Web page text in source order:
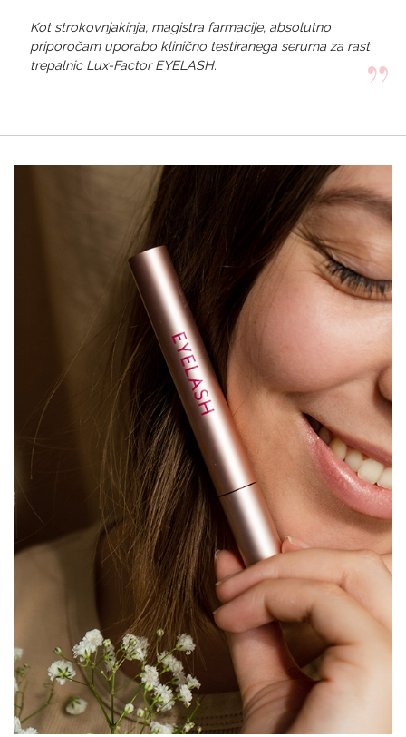
Kot strokovnjakinja, magistra farmacije, absolutno
priporočam uporabo klinično testiranega seruma za rast
trepalnic Lux-Factor EYELASH.